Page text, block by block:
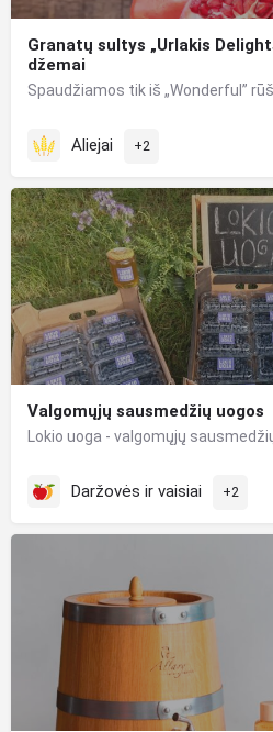
Granatų sultys „Urlakis
džemai
Aliejai +2
Valgomųjų sausmedžių uogos
Daržovės ir vaisiai +2